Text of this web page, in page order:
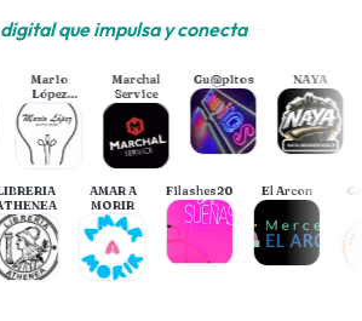
que impulsa y conecta
Mario
López
iluminación
Marchal
Service
Gu@pitos NAYA
LIBRERIA
ATHENEA
AMAR A
MORIR
Filashes2025 El Arcon